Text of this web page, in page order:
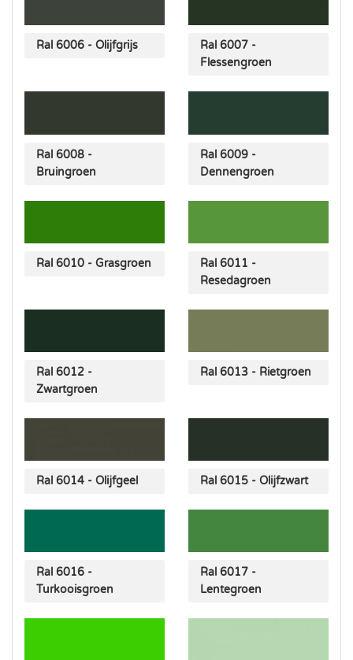
Ral 6006 - Olijfgrijs
Ral 6007 -
Flessengroen
Ral 6008 -
Bruingroen
Ral 6009 -
Dennengroen
Ral 6010 - Grasgroen
Ral 6011 -
Resedagroen
Ral 6012 -
Zwartgroen
Ral 6013 - Rietgroen
Ral 6014 - Olijfgeel Ral 6015 - Olijfzwart
Ral 6016 -
Turkooisgroen
Ral 6017 -
Lentegroen